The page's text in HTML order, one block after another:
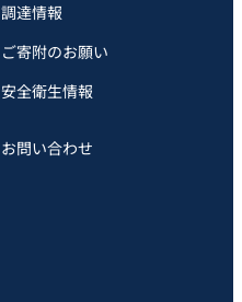
調達情報
ご寄附のお願い
安全衛⽣情報
お問い合わせ